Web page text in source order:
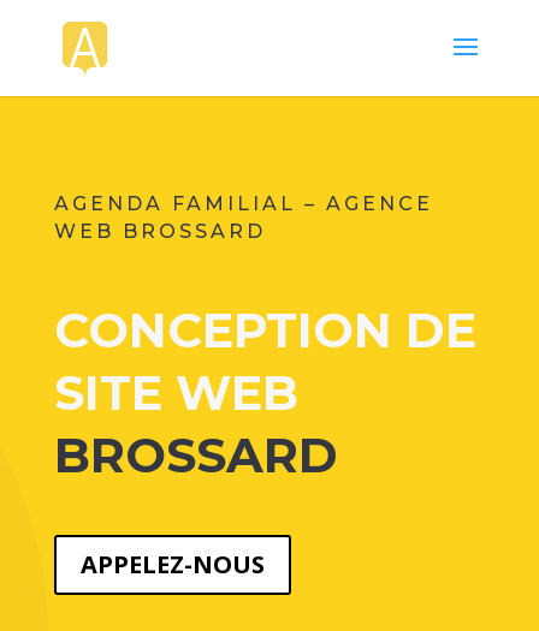
AGENDA FAMILIAL – AGENCE
WEB BROSSARD
CONCEPTION DE
SITE WEB
BROSSARD
APPELEZ-NOUS